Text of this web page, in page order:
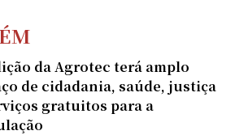
da Agrotec terá amplo
de cidadania, saúde, justiça
gratuitos para a